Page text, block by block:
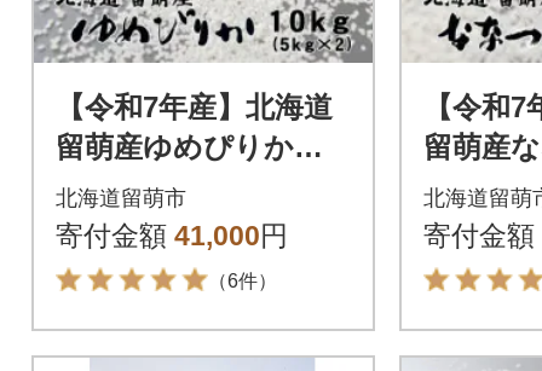
【令和7年産】北海道
留萌産ゆめぴりか 1
0kg(5kg×2袋)
北海道留萌市
寄付金額 41,000円
（6件）
【令和
留萌産
北海道留萌
寄付金額